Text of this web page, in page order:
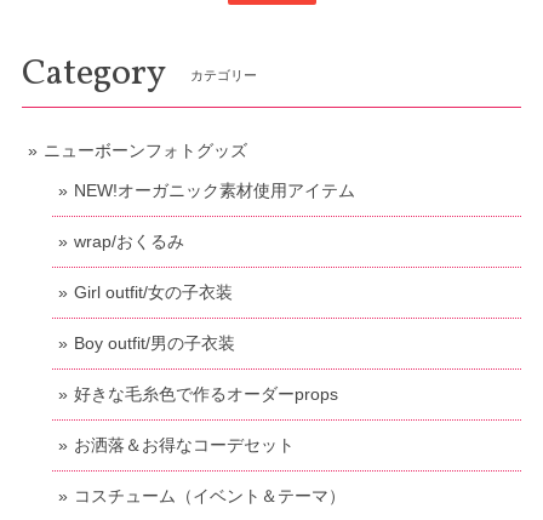
Category カテゴリー
ニューボーンフォトグッズ
NEW!オーガニック素材使用アイテム
wrap/おくるみ
Girl outfit/女の子衣装
Boy outfit/男の子衣装
好きな毛糸色で作るオーダーprops
お洒落＆お得なコーデセット
コスチューム（イベント＆テーマ）